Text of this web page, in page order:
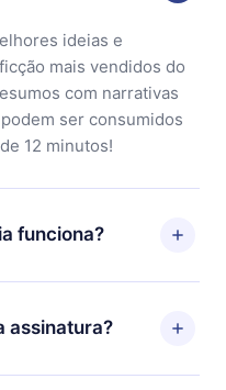
ideias e
mais vendidos do
com narrativas
ser consumidos
12 minutos!
funciona?
e começar a
algum motivo não
basta entrar em
assinatura?
a partir do próximo